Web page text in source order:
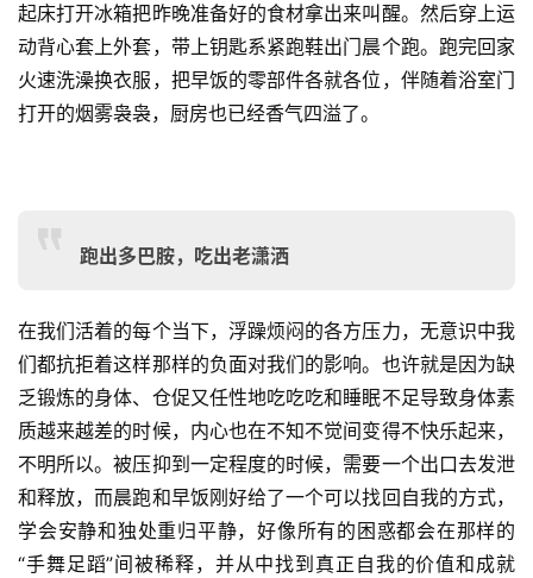
起床打开冰箱把昨晚准备好的食材拿出来叫醒。然后穿上运
动背心套上外套，带上钥匙系紧跑鞋出门晨个跑。跑完回家
火速洗澡换衣服，把早饭的零部件各就各位，伴随着浴室门
打开的烟雾袅袅，厨房也已经香气四溢了。
跑出多巴胺，吃出老潇洒
在我们活着的每个当下，浮躁烦闷的各方压力，无意识中我
们都抗拒着这样那样的负面对我们的影响。也许就是因为缺
乏锻炼的身体、仓促又任性地吃吃吃和睡眠不足导致身体素
质越来越差的时候，内心也在不知不觉间变得不快乐起来，
不明所以。被压抑到一定程度的时候，需要一个出口去发泄
和释放，而晨跑和早饭刚好给了一个可以找回自我的方式，
学会安静和独处重归平静，好像所有的困惑都会在那样的
“手舞足蹈”间被稀释，并从中找到真正自我的价值和成就